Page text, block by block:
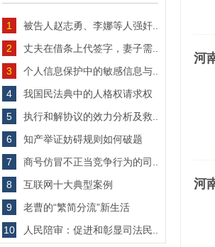
1
被告人赵志勇、李娜等人强奸..
2
丈夫在借条上代签字，妻子需..
3
个人信息保护中的敏感信息与..
4
我国民法典中的人格权请求权
5
执行和解协议的效力分析及救..
6
知产举证妨碍规则如何破题
7
商号仿冒不正当竞争行为的司..
8
互联网十大典型案例
9
老曹的“繁简分流”新生活
10
人民陪审：促进和彰显司法民..
河
河